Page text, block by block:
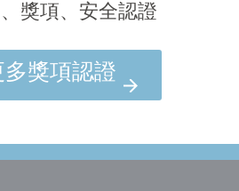
獎項、安全認證
獎項認證